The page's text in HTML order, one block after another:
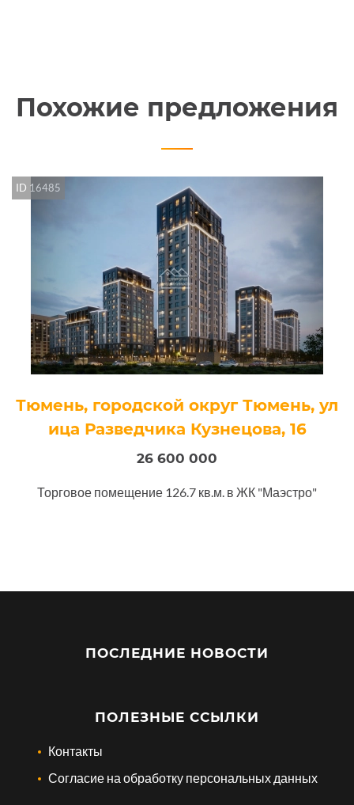
Похожие предложения
ID 16485
Тюмень, городской округ Тюмень, ул
ица Разведчика Кузнецова, 16
26 600 000
Торговое помещение 126.7 кв.м. в ЖК "Маэстро"
ПОСЛЕДНИЕ НОВОСТИ
ПОЛЕЗНЫЕ ССЫЛКИ
Контакты
Согласие на обработку персональных данных